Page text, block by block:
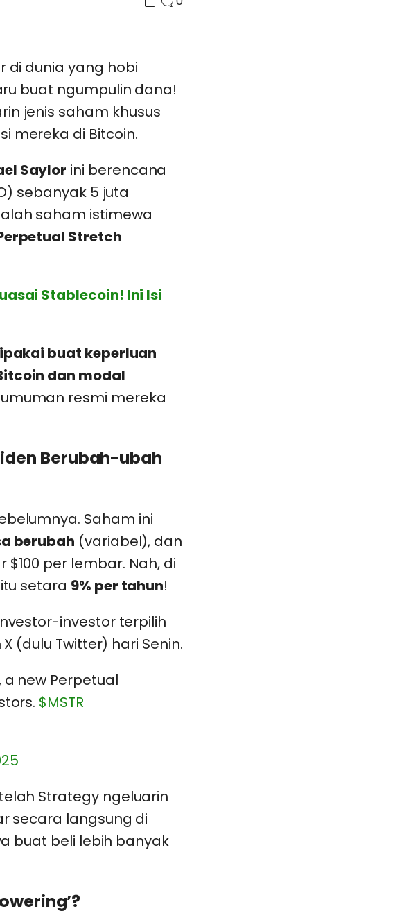
di dunia yang hobi
buat ngumpulin dana!
jenis saham khusus
mereka di Bitcoin.
Saylor ini berencana
sebanyak 5 juta
saham istimewa
Stretch
Stablecoin! Ini Isi
buat keperluan
dan modal
resmi mereka
Berubah-ubah
Saham ini
berubah (variabel), dan
per lembar. Nah, di
setara 9% per tahun!
investor terpilih
(dulu Twitter) hari Senin.
a new Perpetual
$MSTR
Strategy ngeluarin
secara langsung di
buat beli lebih banyak